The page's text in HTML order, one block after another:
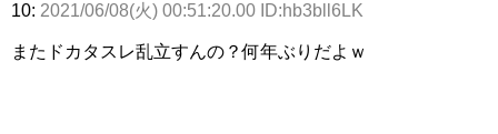
10: 2021/06/08(火) 00:51:20.00 ID:hb3bll6LK
またドカタスレ乱立すんの？何年ぶりだよｗ